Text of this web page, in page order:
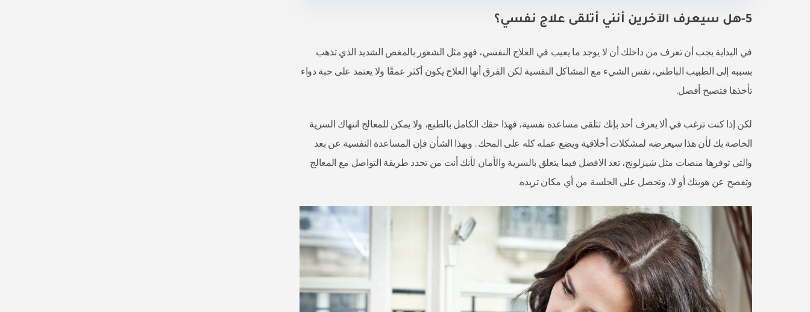
5-هل سيعرف الآخرين أنني أتلقى علاج نفسي؟
في البداية يجب أن تعرف من داخلك أن لا يوجد ما يعيب في العلاج النفسي، فهو مثل الشعور بالمغص الشديد الذي تذهب
بسببه إلى الطبيب الباطني، نفس الشيء مع المشاكل النفسية لكن الفرق أنها العلاج يكون أكثر عمقًا ولا يعتمد على حبة دواء
تأخذها فتصبح أفضل.
لكن إذا كنت ترغب في ألا يعرف أحد بإنك تتلقى مساعدة نفسية، فهذا حقك الكامل بالطبع، ولا يمكن للمعالج انتهاك السرية
الخاصة بك لأن هذا سيعرضه لمشكلات أخلاقية ويضع عمله كله على المحك.. وبهذا الشأن فإن المساعدة النفسية عن بعد
والتي توفرها منصات مثل شيزلونج، تعد الافضل فيما يتعلق بالسرية والأمان لأنك أنت من تحدد طريقة التواصل مع المعالج
وتفصح عن هويتك أو لا، وتحصل على الجلسة من أي مكان تريده.